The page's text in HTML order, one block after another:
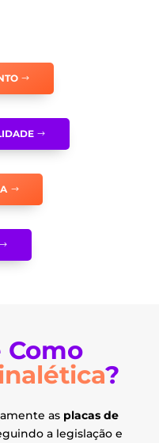
Como
?
as placas de
a legislação e